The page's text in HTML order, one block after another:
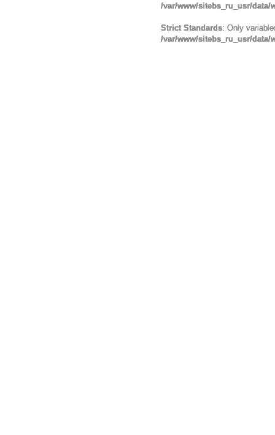
/var/www/sitebs_ru_usr/
Strict Standards: Only
/var/www/sitebs_ru_usr/